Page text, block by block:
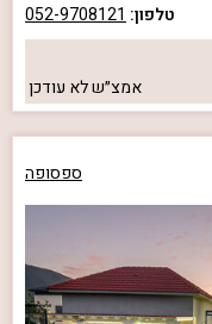
טלפון: 052-9708121
אמצ״שלא עודכן
ספסופה